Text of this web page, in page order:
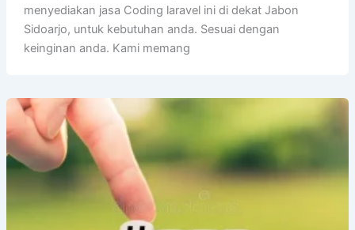
menyediakan jasa Coding laravel ini di dekat Jabon
Sidoarjo, untuk kebutuhan anda. Sesuai dengan
keinginan anda. Kami memang